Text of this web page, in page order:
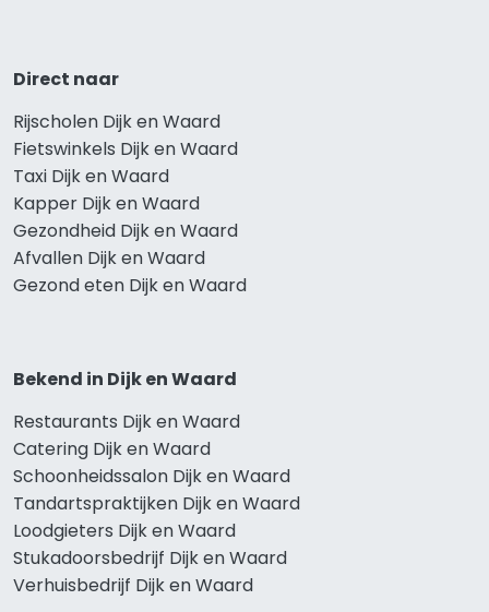
Direct naar
Rijscholen Dijk en Waard
Fietswinkels Dijk en Waard
Taxi Dijk en Waard
Kapper Dijk en Waard
Gezondheid Dijk en Waard
Afvallen Dijk en Waard
Gezond eten Dijk en Waard
Bekend in Dijk en Waard
Restaurants Dijk en Waard
Catering Dijk en Waard
Schoonheidssalon Dijk en Waard
Tandartspraktijken Dijk en Waard
Loodgieters Dijk en Waard
Stukadoorsbedrijf Dijk en Waard
Verhuisbedrijf Dijk en Waard